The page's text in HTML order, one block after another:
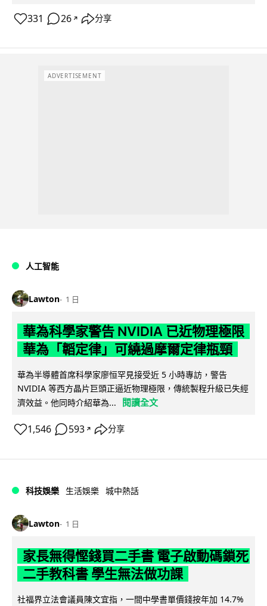
331 26 ↗ 分享
ADVERTISEMENT
人工智能
Lawton 1 日
華為科學家警告 NVIDIA 已近物理極限
華為「韜定律」可繞過摩爾定律瓶頸
華為半導體首席科學家廖恒罕見接受近 5 小時專訪，警告
NVIDIA 等西方晶片巨頭正逼近物理極限，傳統製程升級已失經
濟效益。他同時介紹華為...
閱讀全文
1,546 593 ↗ 分享
科技娛樂 生活娛樂 城中熱話
Lawton 1 日
家長無得慳錢買二手書 電子啟動碼鎖死
二手教科書 學生無法做功課
社福界立法會議員陳文宜指，一間中學書單價錢按年加 14.7%